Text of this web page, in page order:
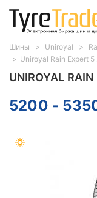
UNIROYAL
5200 -
Шины Uniroyal
Uniroyal Rain Expert 5